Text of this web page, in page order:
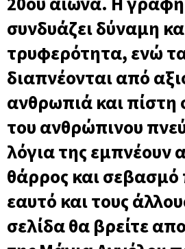
συνδυάζει δύναμη
τρυφερότητα, ενώ
διαπνέονται από
ανθρωπιά και πίστη
του ανθρώπινου
λόγια της εμπνέουν
θάρρος και σεβασμό
εαυτό και τους
σελίδα θα βρείτε